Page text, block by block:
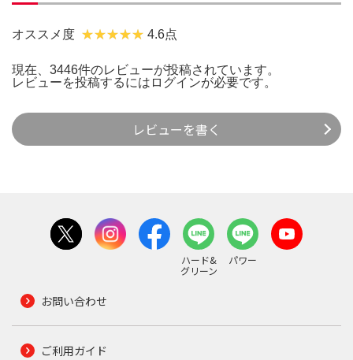
オススメ度 4.6点
現在、3446件のレビューが投稿されています。
レビューを投稿するには ログインが必要です。
レビューを書く
ハード&
グリーン
パワー
お問い合わせ
ご利用ガイド